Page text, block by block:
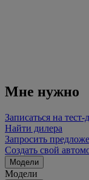
Мне нужно
Записаться на тест-
Найти дилера
Запросить
Создать свой
Модели
Модели